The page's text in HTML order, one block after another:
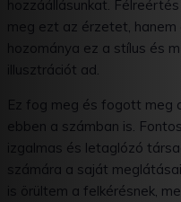
hozzáállásunkat.
meg ezt az érzetet,
hozománya ez a stílus és
illusztrációt ad.
Ez fog meg és fogott meg
ebben a számban is.
izgalmas és letaglózó
számára a saját
is örültem a felkérésnek,